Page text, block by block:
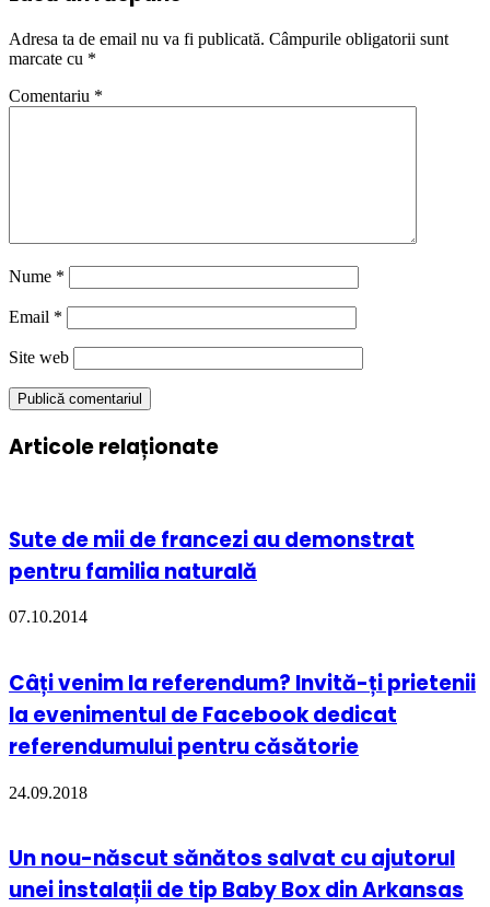
Adresa ta de email nu va fi publicată. Câmpurile obligatorii sunt
marcate cu *
Comentariu *
Nume *
Email *
Site web
Articole relaționate
Sute de mii de francezi au demonstrat
pentru familia naturală
07.10.2014
Câți venim la referendum? Invită-ți prietenii
la evenimentul de Facebook dedicat
referendumului pentru căsătorie
24.09.2018
Un nou-născut sănătos salvat cu ajutorul
unei instalații de tip Baby Box din Arkansas